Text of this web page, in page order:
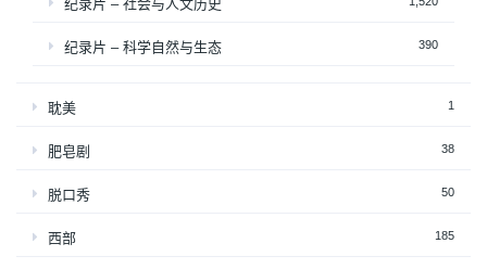
纪录片 – 社会与人文历史
纪录片 – 科学自然与生态 390
耽美 1
肥皂剧 38
脱口秀 50
西部 185